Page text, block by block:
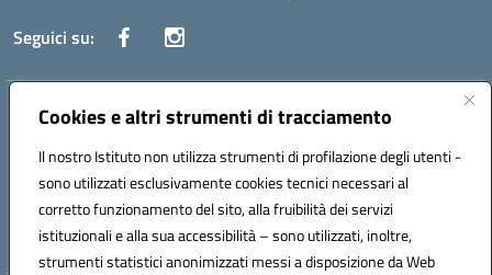
Cookies e altri strumenti di tracciamento
Il nostro Istituto non utilizza strumenti di profilazione degli utenti -
sono utilizzati esclusivamente cookies tecnici necessari al
corretto funzionamento del sito, alla fruibilità dei servizi
istituzionali e alla sua accessibilità – sono utilizzati, inoltre,
strumenti statistici anonimizzati messi a disposizione da Web
Seguici su:
Indirizzo:Corso Vittorio Emanuele, 27 90133 - Palermo
Posta elettronica certificata (PEC):pais03600r@pec.istruzione.it
Codice fiscale: 97308550827
Codice meccanografico: PAIS03600R